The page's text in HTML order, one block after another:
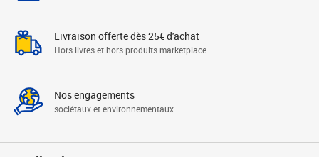
Livraison offerte dès 25€ d'achat
Hors livres et hors produits marketplace
Nos engagements
sociétaux et environnementaux